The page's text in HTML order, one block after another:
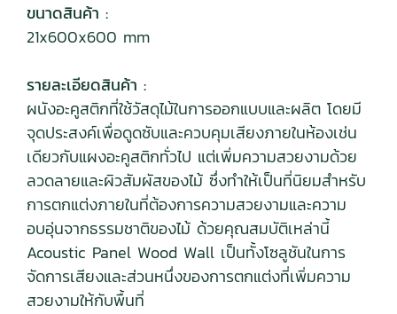
ขนาดสินค้า :
21x600x600 mm
รายละเอียดสินค้า :
ผนังอะคูสติกที่ใช้วัสดุไม้ในการออกแบบและผลิต โดยมี
จุดประสงค์เพื่อดูดซับและควบคุมเสียงภายในห้องเช่น
เดียวกับแผงอะคูสติกทั่วไป แต่เพิ่มความสวยงามด้วย
ลวดลายและผิวสัมผัสของไม้ ซึ่งทำให้เป็นที่นิยมสำหรับ
การตกแต่งภายในที่ต้องการความสวยงามและความ
อบอุ่นจากธรรมชาติของไม้ ด้วยคุณสมบัติเหล่านี้
Acoustic Panel Wood Wall เป็นทั้งโซลูชันในการ
จัดการเสียงและส่วนหนึ่งของการตกแต่งที่เพิ่มความ
สวยงามให้กับพื้นที่